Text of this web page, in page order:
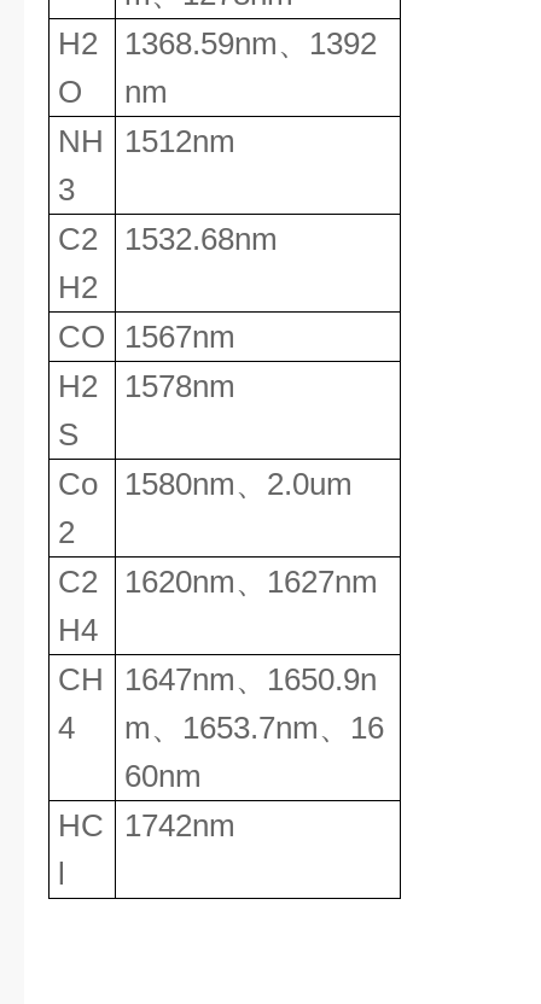
H2
O
1368.59nm、 1392
nm
NH
3
1512nm
C2
H2
1532.68nm
CO
1567nm
H2
S
1578nm
Co
2
1580nm、 2.0um
C2
H4
1620nm、 1627nm
CH
4
1647nm、 1650.9n
m、 1653.7nm、 16
60nm
HC
l
1742nm